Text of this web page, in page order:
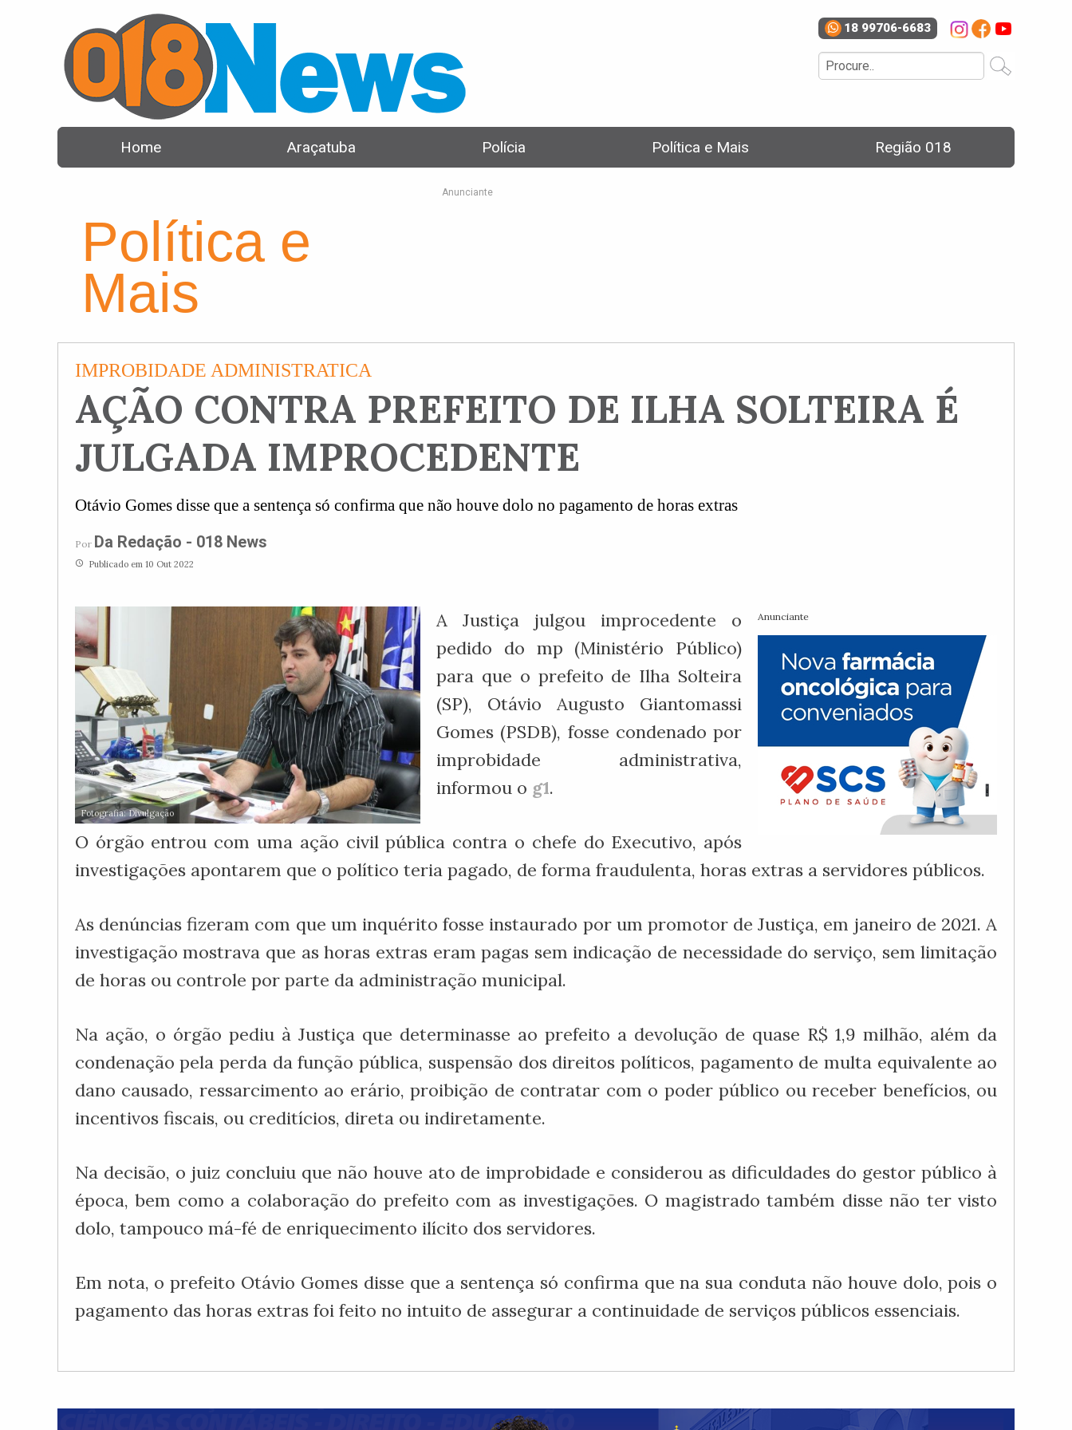
18 99706-6683
Home Araçatuba Polícia Política e Mais Região 018
Política e
Mais
Anunciante
IMPROBIDADE ADMINISTRATICA
AÇÃO CONTRA PREFEITO DE ILHA SOLTEIRA É
JULGADA IMPROCEDENTE
Otávio Gomes disse que a sentença só confirma que não houve dolo no pagamento de horas extras
Por Da Redação - 018 News
access_time Publicado em 10 Out 2022
Fotografia: Divulgação
Anunciante
A Justiça julgou improcedente o
pedido do mp (Ministério Público)
para que o prefeito de Ilha Solteira
(SP), Otávio Augusto Giantomassi
Gomes (PSDB), fosse condenado por
improbidade administrativa,
informou o g1.
O órgão entrou com uma ação civil pública contra o chefe do Executivo, após
investigações apontarem que o político teria pagado, de forma fraudulenta, horas extras a servidores públicos.
As denúncias fizeram com que um inquérito fosse instaurado por um promotor de Justiça, em janeiro de 2021. A
investigação mostrava que as horas extras eram pagas sem indicação de necessidade do serviço, sem limitação
de horas ou controle por parte da administração municipal.
Na ação, o órgão pediu à Justiça que determinasse ao prefeito a devolução de quase R$ 1,9 milhão, além da
condenação pela perda da função pública, suspensão dos direitos políticos, pagamento de multa equivalente ao
dano causado, ressarcimento ao erário, proibição de contratar com o poder público ou receber benefícios, ou
incentivos fiscais, ou creditícios, direta ou indiretamente.
Na decisão, o juiz concluiu que não houve ato de improbidade e considerou as dificuldades do gestor público à
época, bem como a colaboração do prefeito com as investigações. O magistrado também disse não ter visto
dolo, tampouco má-fé de enriquecimento ilícito dos servidores.
Em nota, o prefeito Otávio Gomes disse que a sentença só confirma que na sua conduta não houve dolo, pois o
pagamento das horas extras foi feito no intuito de assegurar a continuidade de serviços públicos essenciais.